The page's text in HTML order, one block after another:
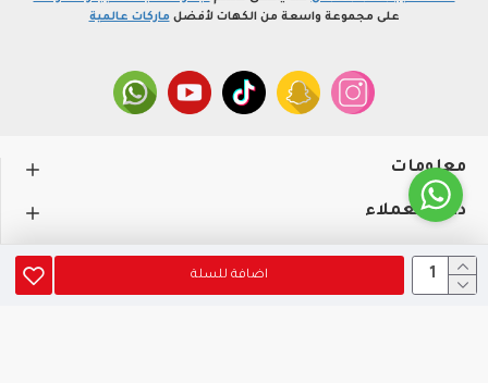
اضافة للسلة
على مجموعة واسعة من الكهات لأفضل ماركات عالمية
معلومات
دعم العملاء
حســـابي